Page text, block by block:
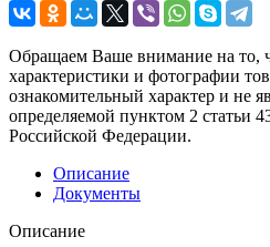
Обращаем Ваше внимание на то,
характеристики и фотографии
ознакомительный характер и не
определяемой пунктом 2 статьи
Российской Федерации.
Описание
Документы
Описание